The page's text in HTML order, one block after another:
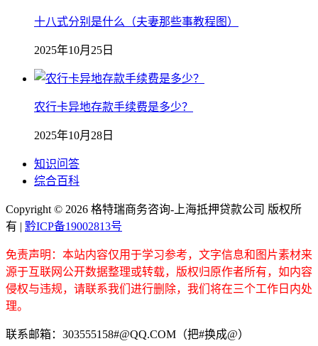
十八式分别是什么（夫妻那些事教程图）
2025年10月25日
农行卡异地存款手续费是多少？
2025年10月28日
知识问答
综合百科
Copyright © 2026 格特瑞商务咨询-上海抵押贷款公司 版权所
有 | 黔ICP备19002813号
免责声明：本站内容仅用于学习参考，文字信息和图片素材来
源于互联网公开数据整理或转载，版权归原作者所有，如内容
侵权与违规，请联系我们进行删除，我们将在三个工作日内处
理。
联系邮箱：303555158#@QQ.COM（把#换成@）